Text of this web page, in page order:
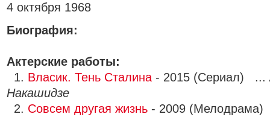
4 октября 1968
Биография:
Актерские работы:
1. Власик. Тень Сталина - 2015 (Сериал) ...
Накашидзе
2. Совсем другая жизнь - 2009